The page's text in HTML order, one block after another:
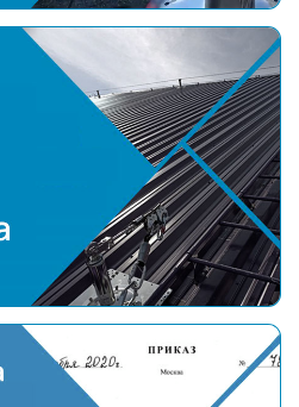
ознакомиться на
@EvolutionSiz